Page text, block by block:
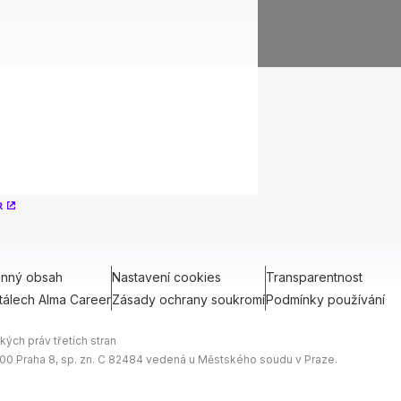
obsah Nastavení cookies
Transparentnost
Alma CareerZásady ochrany soukromíPodmínky používání
práv třetích stran
Praha 8, sp. zn. C 82484 vedená u Městského soudu v Praze.